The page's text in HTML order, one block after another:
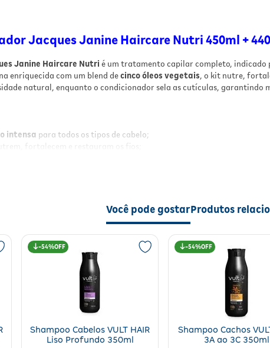
fortalecem e
Disciplina e
Fórmula vegana,
silicones e
Textura leve com
Modo de Usar
Aplique o
massageie até
Enxágue bem e,
Aplique o
pontas, evitando a
Deixe agir por
completamente;
Para resultados
semanalmente a
Jacques Janine Haircare Nutri 450ml +
Janine Haircare Nutri é um tratamento capilar completo, indicado
enriquecida com um blend decinco óleos vegetais, o kit nutre,
natural, enquanto o condicionador sela as cutículas, garantindo
intensa para todos os tipos de cabelo;
fortalecem e restauram os fios;
e combrilho intenso , apresentando toque suavee aparência
molhados e massageie até formar espuma;
a aplicação;
às pontas, evitando a raiz;
utilize semanalmente a máscara capilar da linha.
Você pode gostarProdutos
54%
Shampoo Cabelos VULT HAIR
Liso Profundo 350ml
54%
Shampoo Cachos
3A ao 3C 350ml